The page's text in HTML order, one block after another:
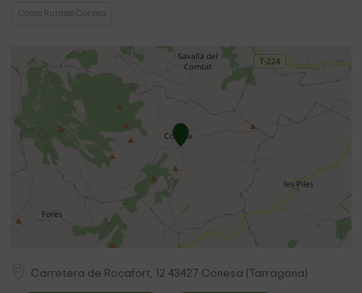
Casas Rurales Conesa
Carretera de Rocafort, 12 43427 Conesa ( Tarragona)